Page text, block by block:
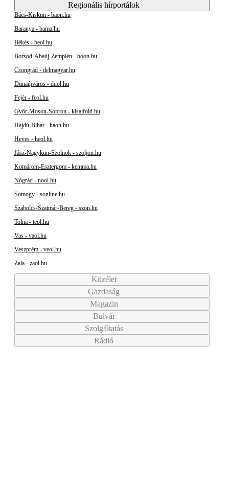
Regionális hírportálok
Bács-Kiskun - baon.hu
Baranya - bama.hu
Békés - beol.hu
Borsod-Abaúj-Zemplén - boon.hu
Csongrád - delmagyar.hu
Dunaújváros - duol.hu
Fejér - feol.hu
Győr-Moson-Sopron - kisalfold.hu
Hajdú-Bihar - haon.hu
Heves - heol.hu
Jász-Nagykun-Szolnok - szoljon.hu
Komárom-Esztergom - kemma.hu
Nógrád - nool.hu
Somogy - sonline.hu
Szabolcs-Szatmár-Bereg - szon.hu
Tolna - teol.hu
Vas - vaol.hu
Veszprém - veol.hu
Zala - zaol.hu
Közélet
Gazdaság
Magazin
Bulvár
Szolgáltatás
Rádió